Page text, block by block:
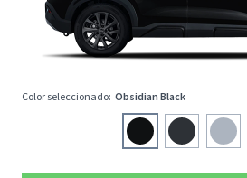
Color seleccionado: Obsidian Black